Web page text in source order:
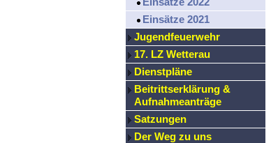
Einsätze 2021
Jugendfeuerwehr
17. LZ Wetterau
Dienstpläne
Beitrittserklärung &
Aufnahmeanträge
Satzungen
Der Weg zu uns